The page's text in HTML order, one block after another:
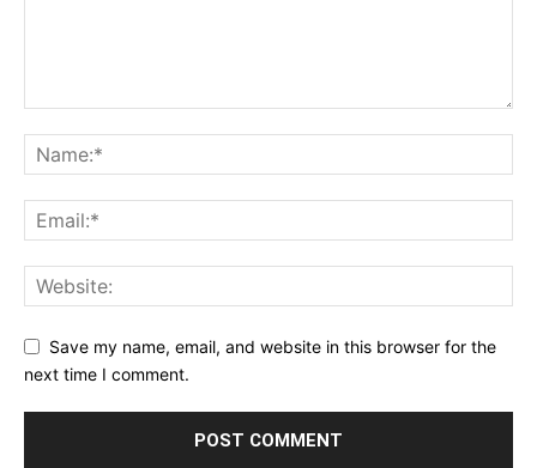
Save my name, email, and website in this browser for the
next time I comment.